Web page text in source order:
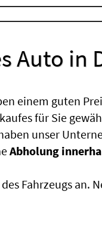
Auto in
einem guten
für Sie
unser
Abholung
Fahrzeugs an.